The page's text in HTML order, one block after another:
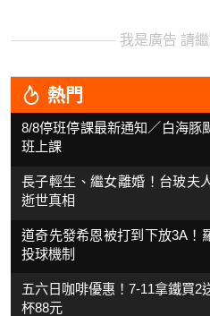
我是廣告 請
熱門
8/8停班停課最新通知／白海豚
班上課
長子輕生、繼女離婚！台玻
逝世真相
道奇先發希恩被打到下放3A！
投球機制
五六日咖啡優惠！7-11拿鐵買
杯88元